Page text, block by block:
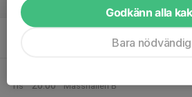
Tis
20:00
Mässhallen B
Godkänn alla
Bara